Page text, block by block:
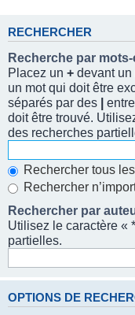
RECHERCHER
Recherche par
Placez un + devant un
un mot qui doit être
séparés par des
doit être trouvé.
des recherches
Rechercher tous
Rechercher
Rechercher par
Utilisez le caractère «
partielles.
OPTIONS DE